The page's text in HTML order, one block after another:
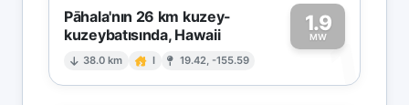
Pāhala'nın 26 km kuzey-
kuzeybatısında, Hawaii
38.0 km I 19.42, -155.59
1.9
MW1